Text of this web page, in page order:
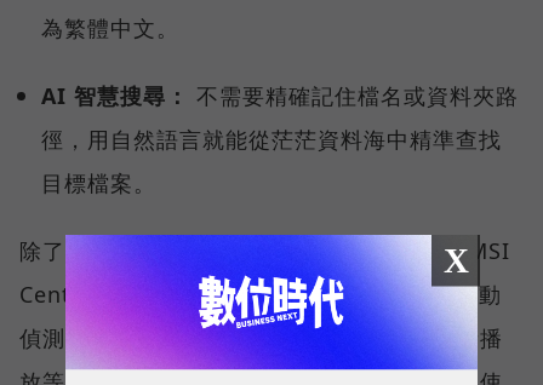
為繁體中文。
AI 智慧搜尋： 不需要精確記住檔名或資料夾路
徑，用自然語言就能從茫茫資料海中精準查找
目標檔案。
除了微軟的生態系，MSI 更導入獨家研發的 MSI
Center 中控軟體，其中「AI 智慧引擎」能自動
偵測使用情境（如視訊會議、文書處理、影音播
X